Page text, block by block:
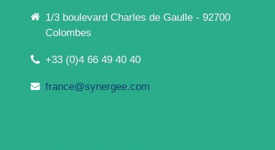
1/3 boulevard Charles de Gaulle - 92700
Colombes
+33 (0)4 66 49 40 40
france@synergee.com